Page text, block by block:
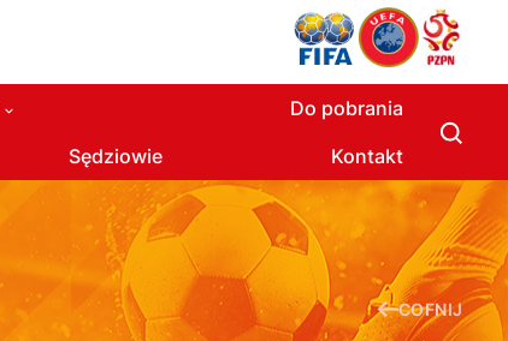
Sędziowie
Do pobrania
Kontakt
COFNIJ